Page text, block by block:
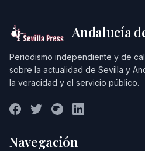
Andalucía
Periodismo independiente y de
sobre la actualidad de Sevilla y
la veracidad y el servicio público.
Navegación